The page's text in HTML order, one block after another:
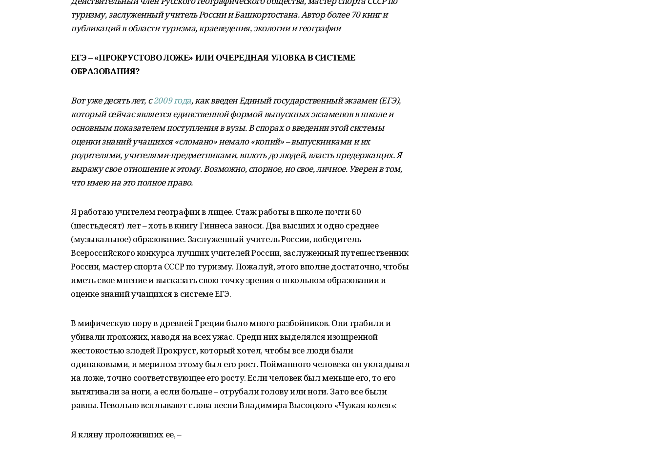
туризму, заслуженный учитель России и Башкортостана. Автор более 70 книг и
публикаций в области туризма, краеведения, экологии и географии
ЕГЭ – «ПРОКРУСТОВО ЛОЖЕ» ИЛИ ОЧЕРЕДНАЯ УЛОВКА В СИСТЕМЕ
ОБРАЗОВАНИЯ?
Вот уже десять лет, с2009 года, как введен Единый государственный экзамен (ЕГЭ),
который сейчас является единственной формой выпускных экзаменов в школе и
основным показателем поступления в вузы. В спорах о введении этой системы
оценки знаний учащихся «сломано» немало «копий» – выпускниками и их
родителями, учителями-предметниками, вплоть до людей, власть предержащих. Я
выражу свое отношение к этому. Возможно, спорное, но свое, личное. Уверен в том,
что имею на это полное право.
Я работаю учителем географии в лицее. Стаж работы в школе почти 60
(шестьдесят) лет – хоть в книгу Гиннеса заноси. Два высших и одно среднее
(музыкальное) образование. Заслуженный учитель России, победитель
Всероссийского конкурса лучших учителей России, заслуженный путешественник
России, мастер спорта СССР по туризму. Пожалуй, этого вполне достаточно, чтобы
иметь свое мнение и высказать свою точку зрения о школьном образовании и
оценке знаний учащихся в системе ЕГЭ.
В мифическую пору в древней Греции было много разбойников. Они грабили и
убивали прохожих, наводя на всех ужас. Среди них выделялся изощренной
жестокостью злодей Прокруст, который хотел, чтобы все люди были
одинаковыми, и мерилом этому был его рост. Пойманного человека он укладывал
на ложе, точно соответствующее его росту. Если человек был меньше его, то его
вытягивали за ноги, а если больше – отрубали голову или ноги. Зато все были
равны. Невольно всплывают слова песни Владимира Высоцкого «Чужая колея»:
Я кляну проложивших ее, –